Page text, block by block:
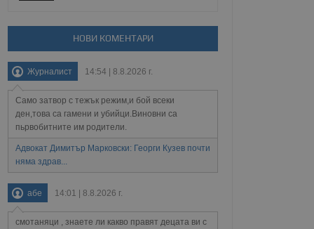
НОВИ КОМЕНТАРИ
Журналист 14:54 | 8.8.2026 г.
Само затвор с тежък режим,и бой всеки
ден,това са гамени и убийци.Виновни са
пьрвобитните им родители.
Адвокат Димитър Марковски: Георги Кузев почти
няма здрав...
абе 14:01 | 8.8.2026 г.
смотаняци , знаете ли какво правят децата ви с
на сайта. Тя
с
на
на сайта.
взаимодействия
и потребителския
събиране на данни
за
се
на тестване.
данни,
на посещенията,
били заредени.
опит.
на прегледи на
тя може
новата или
на сайта. Тя
която е
в целия
на социалните